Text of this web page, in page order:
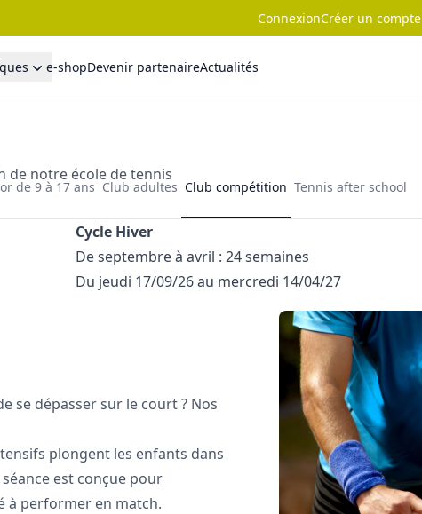
ConnexionCréer un compte
e-shopDevenir partenaireActualités
de notre école de tennis
de 9 à 17 ans Club adultes Club compétition Tennis after school
Cycle Hiver
De septembre à avril : 24 semaines
Du jeudi 17/09/26 au mercredi 14/04/27
se dépasser sur le court ? Nos
plongent les enfants dans
est conçue pour
à performer en match.